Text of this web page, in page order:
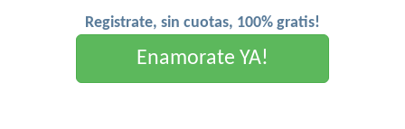
Registrate, sin cuotas, 100% gratis!
Enamorate YA!